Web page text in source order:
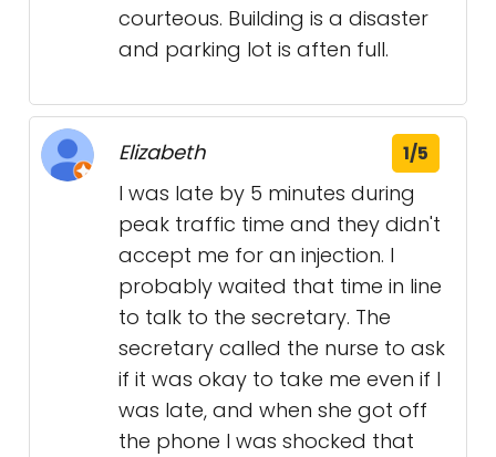
courteous. Building is a disaster
and parking lot is aften full.
Elizabeth 1/5
I was late by 5 minutes during
peak traffic time and they didn't
accept me for an injection. I
probably waited that time in line
to talk to the secretary. The
secretary called the nurse to ask
if it was okay to take me even if I
was late, and when she got off
the phone I was shocked that